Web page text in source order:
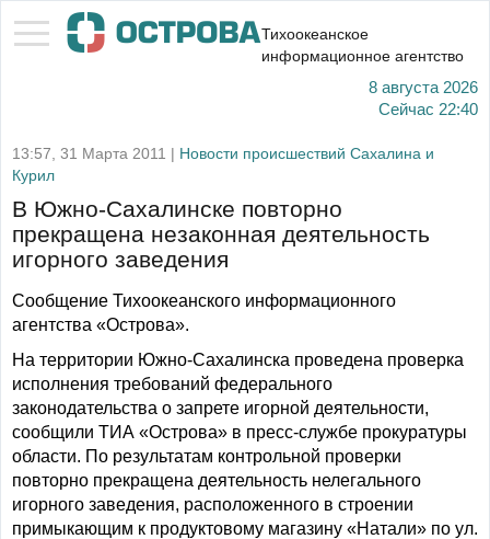
Тихоокеанское
информационное агентство
8 августа 2026
Сейчас 22:40
13:57, 31 Марта 2011 | Новости происшествий Сахалина и
Курил
В Южно-Сахалинске повторно
прекращена незаконная деятельность
игорного заведения
Сообщение Тихоокеанского информационного
агентства «Острова».
На территории Южно-Сахалинска проведена проверка
исполнения требований федерального
законодательства о запрете игорной деятельности,
сообщили ТИА «Острова» в пресс-службе прокуратуры
области. По результатам контрольной проверки
повторно прекращена деятельность нелегального
игорного заведения, расположенного в строении
примыкающим к продуктовому магазину «Натали» по ул.